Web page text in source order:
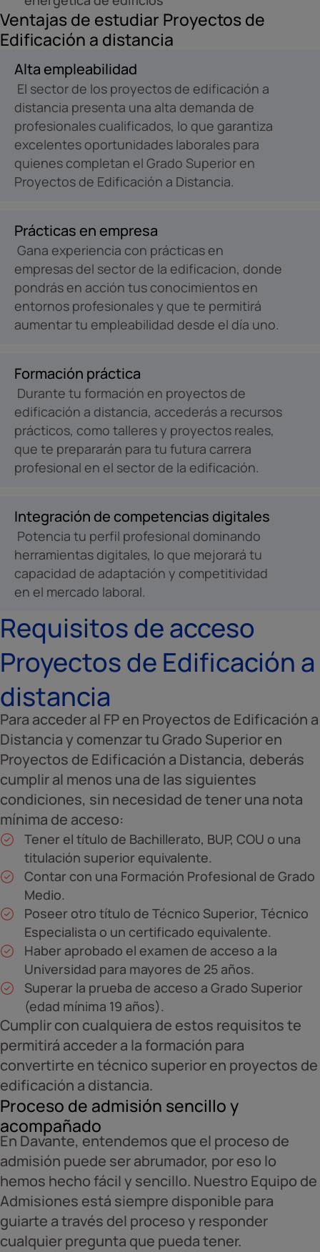
Ventajas de estudiar Proyectos de
Edificación a distancia
Alta empleabilidad
El sector de los proyectos de edificación a
distancia presenta una alta demanda de
profesionales cualificados, lo que garantiza
excelentes oportunidades laborales para
quienes completan el Grado Superior en
Proyectos de Edificación a Distancia.
Prácticas en empresa
Gana experiencia con prácticas en
empresas del sector de la edificacion, donde
pondrás en acción tus conocimientos en
entornos profesionales y que te permitirá
aumentar tu empleabilidad desde el día uno.
Formación práctica
Durante tu formación en proyectos de
edificación a distancia, accederás a recursos
prácticos, como talleres y proyectos reales,
que te prepararán para tu futura carrera
profesional en el sector de la edificación.
Integración de competencias digitales
Potencia tu perfil profesional dominando
herramientas digitales, lo que mejorará tu
capacidad de adaptación y competitividad
en el mercado laboral.
Requisitos de acceso
Proyectos de Edificación a
distancia
Para acceder al FP en Proyectos de Edificación a
Distancia y comenzar tu Grado Superior en
Proyectos de Edificación a Distancia, deberás
cumplir al menos una de las siguientes
condiciones, sin necesidad de tener una nota
mínima de acceso:
Tener el título de Bachillerato, BUP, COU o una
titulación superior equivalente.
Contar con una Formación Profesional de Grado
Medio.
Poseer otro título de Técnico Superior, Técnico
Especialista o un certificado equivalente.
Haber aprobado el examen de acceso a la
Universidad para mayores de 25 años.
Superar la prueba de acceso a Grado Superior
(edad mínima 19 años).
Cumplir con cualquiera de estos requisitos te
permitirá acceder a la formación para
convertirte en técnico superior en proyectos de
edificación a distancia.
Proceso de admisión sencillo y
acompañado
En Davante, entendemos que el proceso de
admisión puede ser abrumador, por eso lo
hemos hecho fácil y sencillo. Nuestro Equipo de
Admisiones está siempre disponible para
guiarte a través del proceso y responder
cualquier pregunta que pueda tener.